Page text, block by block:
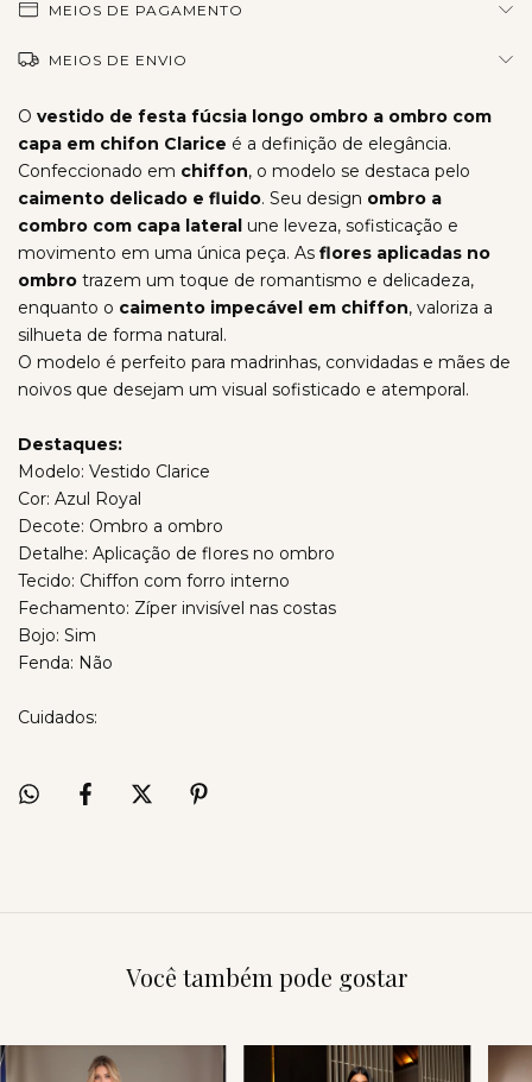
MEIOS DE PAGAMENTO
MEIOS DE ENVIO
O vestido de festa fúcsia longo ombro a ombro com
capa em chifon Clarice é a definição de elegância.
Confeccionado em chiffon, o modelo se destaca pelo
caimento delicado e fluido. Seu design ombro a
combro com capa lateral une leveza, sofisticação e
movimento em uma única peça. As flores aplicadas no
ombro trazem um toque de romantismo e delicadeza,
enquanto o caimento impecável em chiffon, valoriza a
silhueta de forma natural.
O modelo é perfeito para madrinhas, convidadas e mães de
noivos que desejam um visual sofisticado e atemporal.
Destaques:
Modelo: Vestido Clarice
Cor: Azul Royal
Decote: Ombro a ombro
Detalhe: Aplicação de flores no ombro
Tecido: Chiffon com forro interno
Fechamento: Zíper invisível nas costas
Bojo: Sim
Fenda: Não
Cuidados:
Você também pode gostar